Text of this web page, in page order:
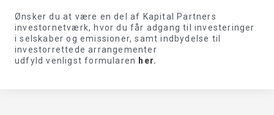
Ønsker du at være en del af Kapital Partners
investornetværk, hvor du får adgang til investeringer
i selskaber og emissioner, samt indbydelse til
investorrettede arrangementer
udfyld venligst formularen her.